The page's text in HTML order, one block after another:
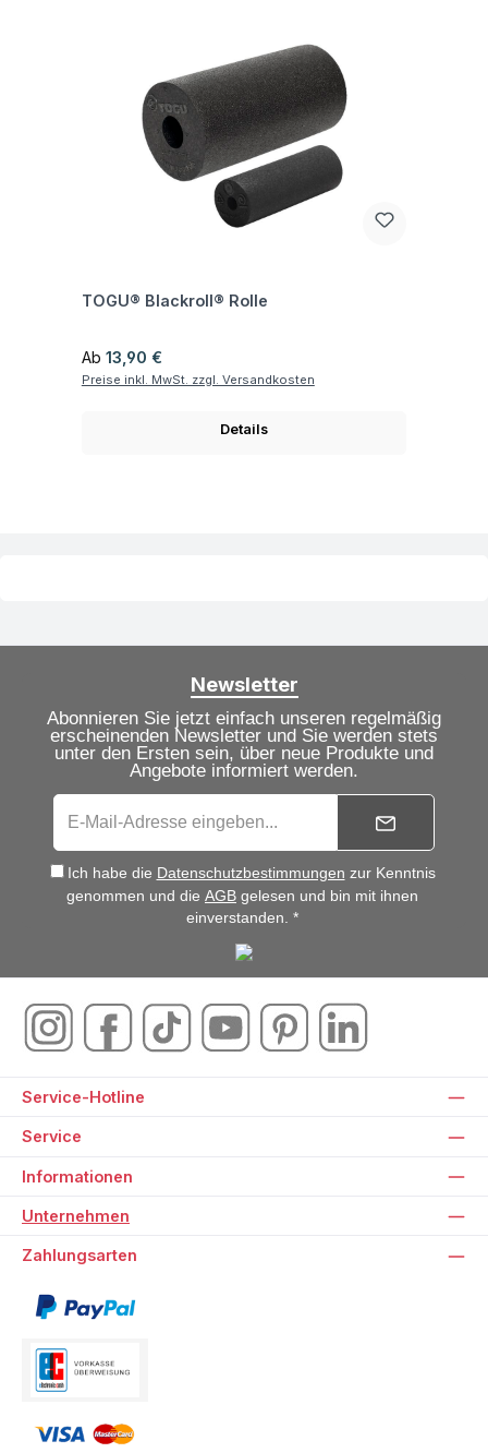
TOGU® Blackroll® Rolle
Regulärer Preis:
Ab 13,90 €
Preise inkl. MwSt. zzgl. Versandkosten
Details
Newsletter
Abonnieren Sie jetzt einfach unseren regelmäßig
erscheinenden Newsletter und Sie werden stets
unter den Ersten sein, über neue Produkte und
Angebote informiert werden.
Ich habe die Datenschutzbestimmungen zur Kenntnis
genommen und die AGB gelesen und bin mit ihnen
einverstanden. *
Service-Hotline
Service
Informationen
Unternehmen
Zahlungsarten